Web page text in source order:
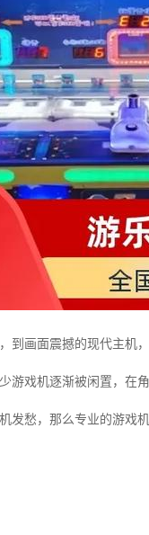
到画面震撼的现代主机
游戏机逐渐被闲置，在
发愁，那么专业的游戏